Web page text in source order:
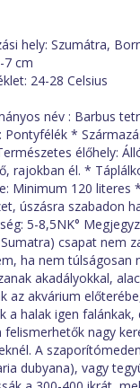
hely: Szumátra,
7 cm
24-28 Celsius
név : Barbus
Pontyfélék *
élőhely:
rajokban él. *
Minimum 120 literes
úszásra szabadon
5-8,5NK°
csapat nem
ha nem túlságosan
akadályokkal,
az akvárium
a halak igen
felismerhetők nagy
A
dubyana), vagy